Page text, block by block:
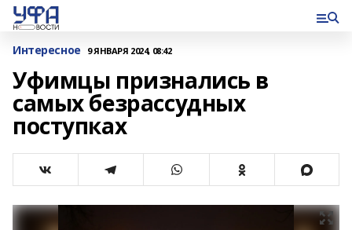
Интересное 9 ЯНВАРЯ 2024, 08:42
Уфимцы признались в
самых безрассудных
поступках